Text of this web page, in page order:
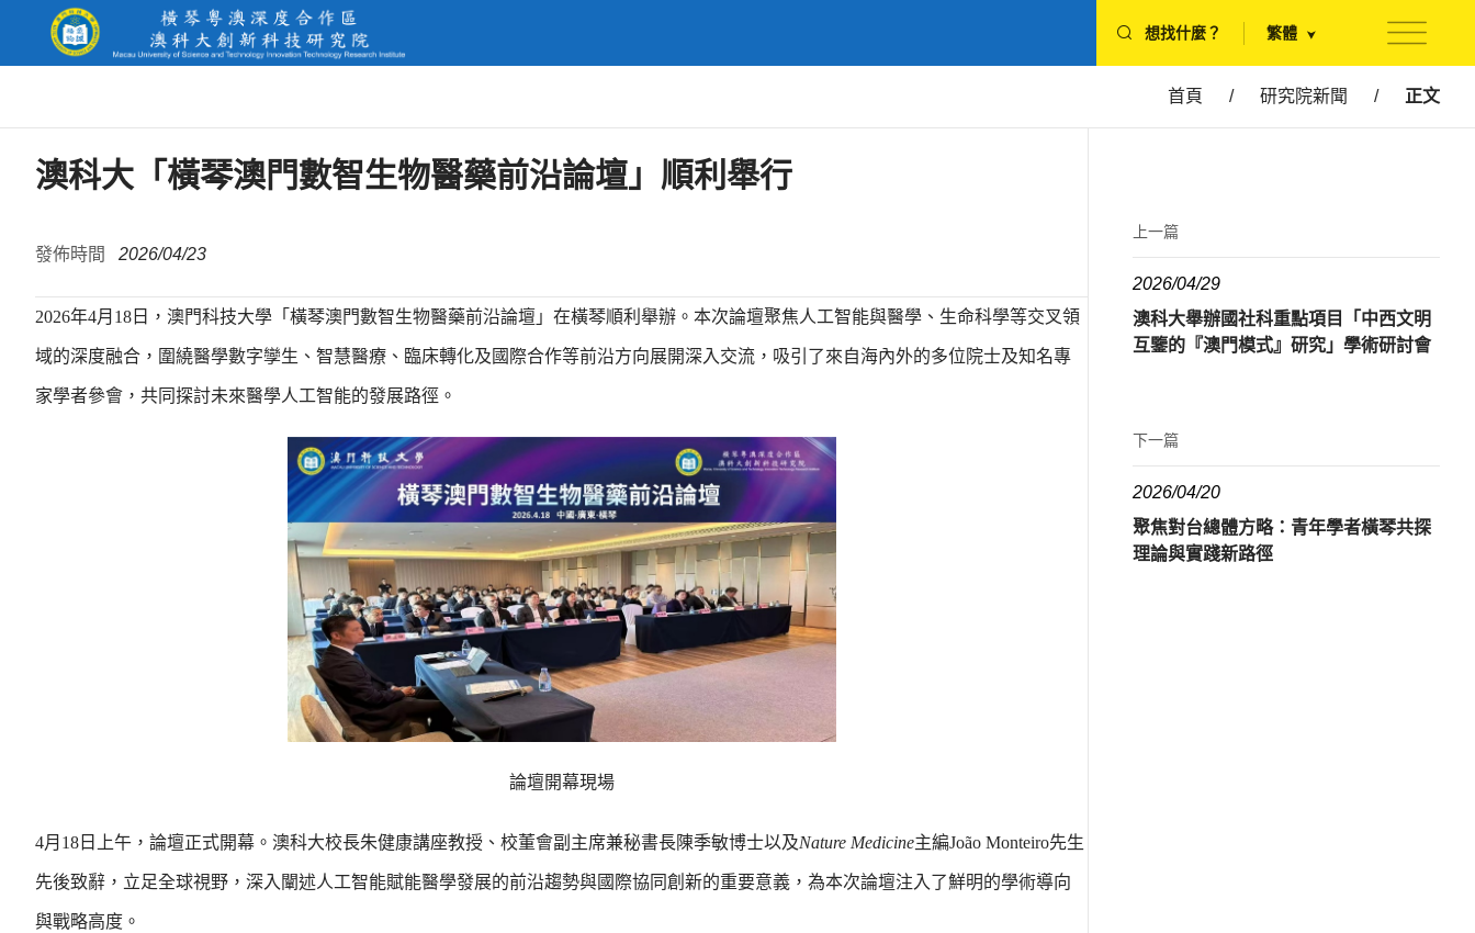
想找什麼？ 繁體
首頁 / 研究院新聞 / 正文
澳科大「橫琴澳門數智生物醫藥前沿論壇」順利舉行
發佈時間 2026/04/23
2026年4月18日，澳門科技大學「橫琴澳門數智生物醫藥前沿論壇」在橫琴順利舉辦。本次論壇聚焦人工智能與醫學、生命科學等交叉領
域的深度融合，圍繞醫學數字孿生、智慧醫療、臨床轉化及國際合作等前沿方向展開深入交流，吸引了來自海內外的多位院士及知名專
家學者參會，共同探討未來醫學人工智能的發展路徑。
論壇開幕現場
4月18日上午，論壇正式開幕。澳科大校長朱健康講座教授、校董會副主席兼秘書長陳季敏博士以及Nature Medicine主編João Monteiro先生
先後致辭，立足全球視野，深入闡述人工智能賦能醫學發展的前沿趨勢與國際協同創新的重要意義，為本次論壇注入了鮮明的學術導向
與戰略高度。
上一篇
2026/04/29
澳科大舉辦國社科重點項目「中西文明
互鑒的『澳門模式』研究」學術研討會
下一篇
2026/04/20
聚焦對台總體方略：青年學者橫琴共探
理論與實踐新路徑